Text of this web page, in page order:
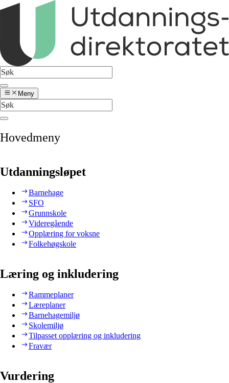
Meny
Hovedmeny
Utdanningsløpet
Barnehage
SFO
Grunnskole
Videregående
Opplæring for voksne
Folkehøgskole
Læring og inkludering
Rammeplaner
Læreplaner
Barnehagemiljø
Skolemiljø
Tilpasset opplæring og inkludering
Fravær
Vurdering